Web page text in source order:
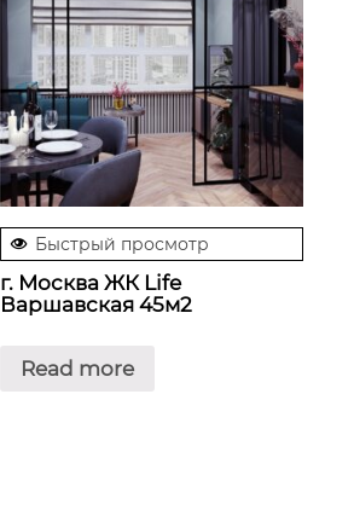
Быстрый просмотр
г. Москва ЖК Life
Варшавская 45м2
Read more